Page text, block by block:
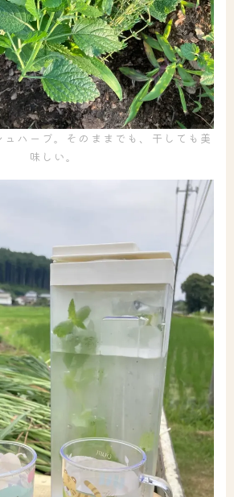
ハーブ。そのままでも、干しても美
味しい。